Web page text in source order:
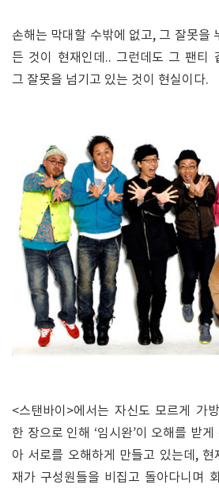
손해는 막대할 수밖에 없고, 그 잘못을
든 것이 현재인데.. 그런데도 그 팬티
그 잘못을 넘기고 있는 것이 현실이다.
<스탠바이>에서는 자신도 모르게 가
한 장으로 인해 ‘임시완’이 오해를 받
아 서로를 오해하게 만들고 있는데,
재가 구성원들을 비집고 돌아다니며